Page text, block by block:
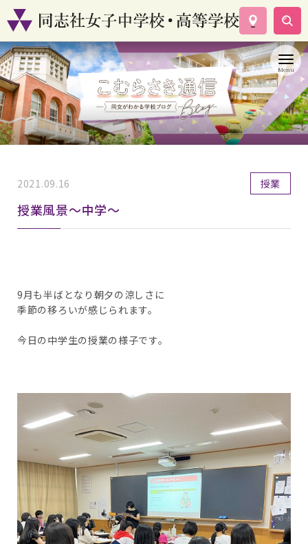
学校案内
コース紹介
学校生活
入試情報
資料請求
2021.09.16 授業
授業風景～中学～
9月も半ばとなり朝夕の涼しさに
季節の移ろいが感じられます。
今日の中学生の授業の様子です。